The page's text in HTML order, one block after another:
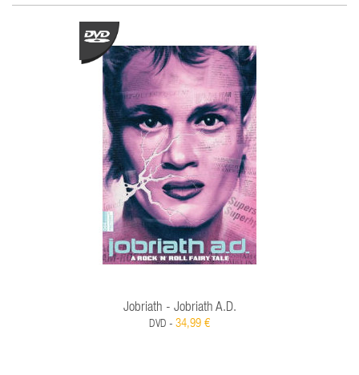
Jobriath - Jobriath A.d.
DVD - 34,99 €